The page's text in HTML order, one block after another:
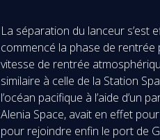
La séparation du lanceur s’est
commencé la phase de rentrée
vitesse de rentrée
similaire à celle de la Station
l’océan pacifique à l’aide d’un
Alenia Space, avait en effet
pour rejoindre enfin le port de